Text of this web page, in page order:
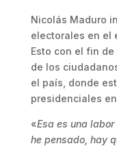
Nicolás Maduro
electorales en el
Esto con el fin
de los
el país, donde
presidenciales
«Esa es una
he pensado, hay